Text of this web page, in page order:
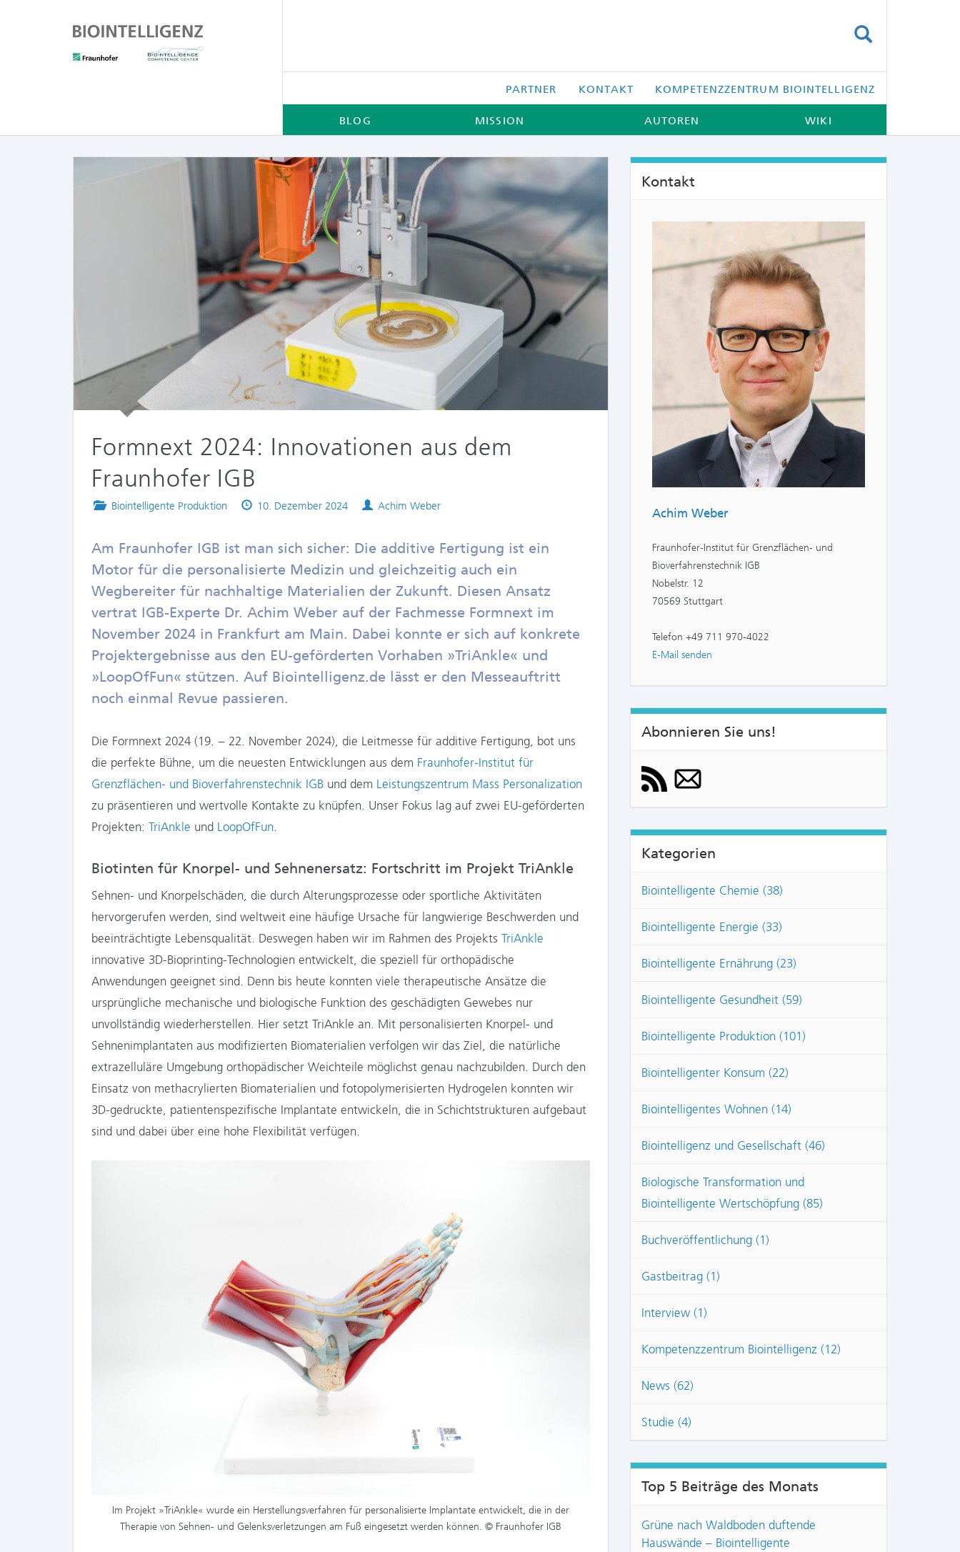
PARTNER KONTAKT KOMPETENZZENTRUM BIOINTELLIGENZ
BLOG MISSION AUTOREN WIKI
Formnext 2024: Innovationen aus dem
Fraunhofer IGB
Posted
Biointelligente Produktion
Published
10. Dezember 2024 Authors
Achim Weber
Am Fraunhofer IGB ist man sich sicher: Die additive Fertigung ist ein
Motor für die personalisierte Medizin und gleichzeitig auch ein
Wegbereiter für nachhaltige Materialien der Zukunft. Diesen Ansatz
vertrat IGB-Experte Dr. Achim Weber auf der Fachmesse Formnext im
November 2024 in Frankfurt am Main. Dabei konnte er sich auf konkrete
Projektergebnisse aus den EU-geförderten Vorhaben »TriAnkle« und
»LoopOfFun« stützen. Auf Biointelligenz.de lässt er den Messeauftritt
noch einmal Revue passieren.
Die Formnext 2024 (19. − 22. November 2024), die Leitmesse für additive Fertigung, bot uns
die perfekte Bühne, um die neuesten Entwicklungen aus dem Fraunhofer-Institut für
Grenzflächen- und Bioverfahrenstechnik IGB und dem Leistungszentrum Mass Personalization
zu präsentieren und wertvolle Kontakte zu knüpfen. Unser Fokus lag auf zwei EU-geförderten
Projekten: TriAnkle und LoopOfFun.
Biotinten für Knorpel- und Sehnenersatz: Fortschritt im Projekt TriAnkle
Sehnen- und Knorpelschäden, die durch Alterungsprozesse oder sportliche Aktivitäten
hervorgerufen werden, sind weltweit eine häufige Ursache für langwierige Beschwerden und
beeinträchtigte Lebensqualität. Deswegen haben wir im Rahmen des Projekts TriAnkle
innovative 3D-Bioprinting-Technologien entwickelt, die speziell für orthopädische
Anwendungen geeignet sind. Denn bis heute konnten viele therapeutische Ansätze die
ursprüngliche mechanische und biologische Funktion des geschädigten Gewebes nur
unvollständig wiederherstellen. Hier setzt TriAnkle an. Mit personalisierten Knorpel- und
Sehnenimplantaten aus modifizierten Biomaterialien verfolgen wir das Ziel, die natürliche
extrazelluläre Umgebung orthopädischer Weichteile möglichst genau nachzubilden. Durch den
Einsatz von methacrylierten Biomaterialien und fotopolymerisierten Hydrogelen konnten wir
3D-gedruckte, patientenspezifische Implantate entwickeln, die in Schichtstrukturen aufgebaut
sind und dabei über eine hohe Flexibilität verfügen.
Im Projekt »TriAnkle« wurde ein Herstellungsverfahren für personalisierte Implantate entwickelt, die in der
Therapie von Sehnen- und Gelenksverletzungen am Fuß eingesetzt werden können. © Fraunhofer IGB
Kontakt
Achim Weber
Fraunhofer-Institut für Grenzflächen- und
Bioverfahrenstechnik IGB
Nobelstr. 12
70569 Stuttgart
Telefon +49 711 970-4022
E-Mail senden
Abonnieren Sie uns!
Kategorien
Biointelligente Chemie (38)
Biointelligente Energie (33)
Biointelligente Ernährung (23)
Biointelligente Gesundheit (59)
Biointelligente Produktion (101)
Biointelligenter Konsum (22)
Biointelligentes Wohnen (14)
Biointelligenz und Gesellschaft (46)
Biologische Transformation und
Biointelligente Wertschöpfung (85)
Buchveröffentlichung (1)
Gastbeitrag (1)
Interview (1)
Kompetenzzentrum Biointelligenz (12)
News (62)
Studie (4)
Top 5 Beiträge des Monats
Grüne nach Waldboden duftende
Hauswände – Biointelligente